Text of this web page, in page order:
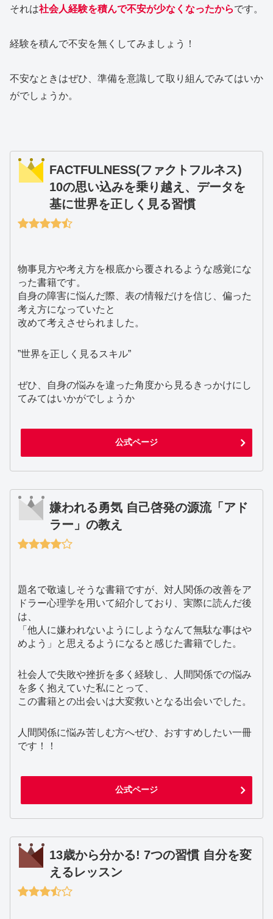
それは社会人経験を積んで不安が少なくなったからです。
経験を積んで不安を無くしてみましょう！
不安なときはぜひ、準備を意識して取り組んでみてはいか
がでしょうか。
FACTFULNESS(ファクトフルネス)
10の思い込みを乗り越え、データを
基に世界を正しく見る習慣
物事見方や考え方を根底から覆されるような感覚にな
った書籍です。
自身の障害に悩んだ際、表の情報だけを信じ、偏った
考え方になっていたと
改めて考えさせられました。
”世界を正しく見るスキル”
ぜひ、自身の悩みを違った角度から見るきっかけにし
てみてはいかがでしょうか
公式ページ
嫌われる勇気 自己啓発の源流「アド
ラー」の教え
題名で敬遠しそうな書籍ですが、対人関係の改善をア
ドラー心理学を用いて紹介しており、実際に読んだ後
は、
「他人に嫌われないようにしようなんて無駄な事はや
めよう」と思えるようになると感じた書籍でした。
社会人で失敗や挫折を多く経験し、人間関係での悩み
を多く抱えていた私にとって、
この書籍との出会いは大変救いとなる出会いでした。
人間関係に悩み苦しむ方へぜひ、おすすめしたい一冊
です！！
公式ページ
13歳から分かる! 7つの習慣 自分を変
えるレッスン